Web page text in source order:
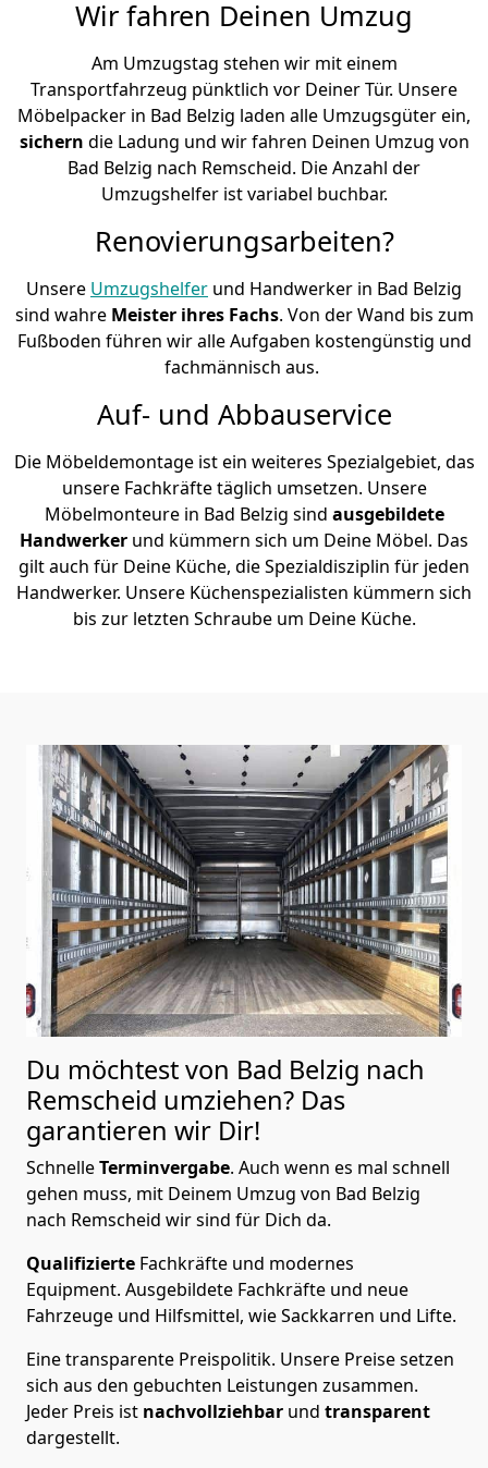
Wir fahren Deinen Umzug
Am Umzugstag stehen wir mit einem
Transportfahrzeug pünktlich vor Deiner Tür. Unsere
Möbelpacker in Bad Belzig laden alle Umzugsgüter ein,
sichern die Ladung und wir fahren Deinen Umzug von
Bad Belzig nach Remscheid. Die Anzahl der
Umzugshelfer ist variabel buchbar.
Renovierungsarbeiten?
Unsere Umzugshelfer und Handwerker in Bad Belzig
sind wahre Meister ihres Fachs. Von der Wand bis zum
Fußboden führen wir alle Aufgaben kostengünstig und
fachmännisch aus.
Auf- und Abbauservice
Die Möbeldemontage ist ein weiteres Spezialgebiet, das
unsere Fachkräfte täglich umsetzen. Unsere
Möbelmonteure in Bad Belzig sind ausgebildete
Handwerker und kümmern sich um Deine Möbel. Das
gilt auch für Deine Küche, die Spezialdisziplin für jeden
Handwerker. Unsere Küchenspezialisten kümmern sich
bis zur letzten Schraube um Deine Küche.
Du möchtest von Bad Belzig nach
Remscheid umziehen? Das
garantieren wir Dir!
SchnelleTerminvergabe. Auch wenn es mal schnell
gehen muss, mit Deinem Umzug von Bad Belzig
nach Remscheid wir sind für Dich da.
Qualifizierte Fachkräfte und modernes
Equipment. Ausgebildete Fachkräfte und neue
Fahrzeuge und Hilfsmittel, wie Sackkarren und Lifte.
Eine transparente Preispolitik. Unsere Preise setzen
sich aus den gebuchten Leistungen zusammen.
Jeder Preis ist nachvollziehbar und transparent
dargestellt.